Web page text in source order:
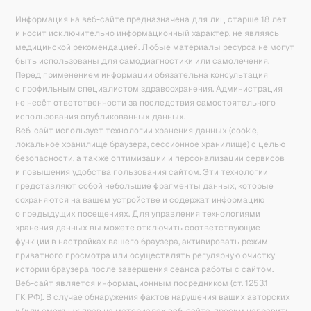
Информация на веб-сайте предназначена для лиц старше 18 лет
и носит исключительно информационный характер, не являясь
медицинской рекомендацией. Любые материалы ресурса не могут
быть использованы для самодиагностики или самолечения.
Перед применением информации обязательна консультация
с профильным специалистом здравоохранения. Администрация
не несёт ответственности за последствия самостоятельного
использования опубликованных данных.
Веб-сайт использует технологии хранения данных (cookie,
локальное хранилище браузера, сессионное хранилище) с целью
безопасности, а также оптимизации и персонализации сервисов
и повышения удобства пользования сайтом. Эти технологии
представляют собой небольшие фрагменты данных, которые
сохраняются на вашем устройстве и содержат информацию
о предыдущих посещениях. Для управления технологиями
хранения данных вы можете отключить соответствующие
функции в настройках вашего браузера, активировать режим
приватного просмотра или осуществлять регулярную очистку
истории браузера после завершения сеанса работы с сайтом.
Веб-сайт является информационным посредником (ст. 1253.1
ГК РФ). В случае обнаружения фактов нарушения ваших авторских